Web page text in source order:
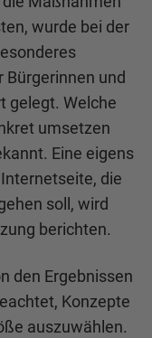
wurde bei der
und
gelegt. Welche
umsetzen
Eine eigens
die
soll, wird
berichten.
den Ergebnissen
Konzepte
auszuwählen.